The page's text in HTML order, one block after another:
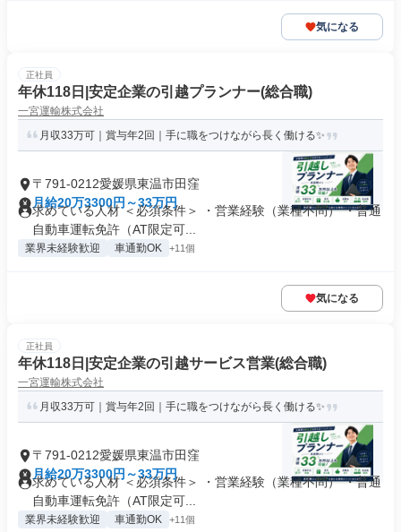
気になる
正社員
年休118日|安定企業の引越プランナー(総合職)
一宮運輸株式会社
月収33万可｜賞与年2回｜手に職をつけながら長く働ける✨
〒791-0212愛媛県東温市田窪
月給20万3300円～33万円
求めている人材 ＜必須条件＞ ・営業経験（業種不問） ・普通
自動車運転免許（AT限定可...
業界未経験歓迎 車通勤OK +11個
気になる
正社員
年休118日|安定企業の引越サービス営業(総合職)
一宮運輸株式会社
月収33万可｜賞与年2回｜手に職をつけながら長く働ける✨
〒791-0212愛媛県東温市田窪
月給20万3300円～33万円
求めている人材 ＜必須条件＞ ・営業経験（業種不問） ・普通
自動車運転免許（AT限定可...
業界未経験歓迎 車通勤OK +11個